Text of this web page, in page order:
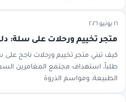
١٦ يونيو ٢٠٢٦
متجر تخييم ورحلات على سلة: دليل
كيف تبني متجر تخييم ورحلات ناجح على
طلباً، استهداف مجتمع المغامرين
الطبيعة، ومواسم الذروة